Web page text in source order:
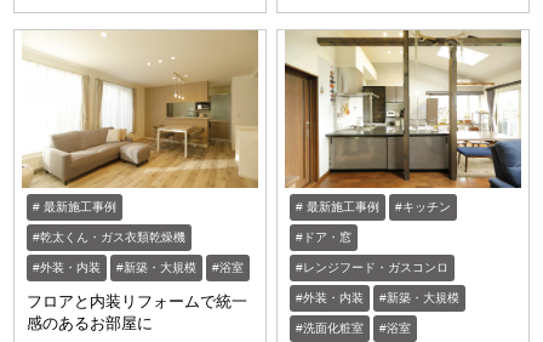
最新施工事例
乾太くん・ガス衣類乾燥機
外装・内装 新築・大規模 浴室
フロアと内装リフォームで統一
感のあるお部屋に
最新施工事例 キッチン
ドア・窓
レンジフード・ガスコンロ
外装・内装 新築・大規模
洗面化粧室 浴室